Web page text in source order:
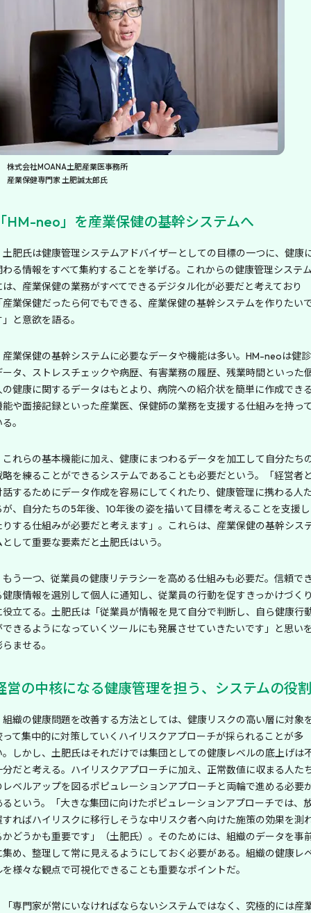
株式会社MOANA土肥産業医事務所
産業保健専門家 土肥誠太郎氏
HM-neo」を産業保健の基幹システムへ
土肥氏は健康管理システムアドバイザーとしての目標の一つに、健康
わる情報をすべて集約することを挙げる。これからの健康管理システ
は、産業保健の業務がすべてできるデジタル化が必要だと考えており
産業保健だったら何でもできる、産業保健の基幹システムを作りたい
」と意欲を語る。
産業保健の基幹システムに必要なデータや機能は多い。HM-neoは健診
ータ、ストレスチェックや病歴、有害業務の履歴、残業時間といった
の健康に関するデータはもとより、病院への紹介状を簡単に作成でき
能や面接記録といった産業医、保健師の業務を支援する仕組みを持っ
。
これらの基本機能に加え、健康にまつわるデータを加工して自分たち
略を練ることができるシステムであることも必要だという。「経営者
話するためにデータ作成を容易にしてくれたり、健康管理に携わる人
が、自分たちの5年後、10年後の姿を描いて目標を考えることを支援し
りする仕組みが必要だと考えます」。これらは、産業保健の基幹シス
として重要な要素だと土肥氏はいう。
もう一つ、従業員の健康リテラシーを高める仕組みも必要だ。信頼で
健康情報を選別して個人に通知し、従業員の行動を促すきっかけづく
役立てる。土肥氏は「従業員が情報を見て自分で判断し、自ら健康行
できるようになっていくツールにも発展させていきたいです」と思い
ませる。
営の中核になる健康管理を担う、システムの役割
組織の健康問題を改善する方法としては、健康リスクの高い層に対象
って集中的に対策していくハイリスクアプローチが採られることが多
。しかし、土肥氏はそれだけでは集団としての健康レベルの底上げは
分だと考える。ハイリスクアプローチに加え、正常数値に収まる人た
レベルアップを図るポピュレーションアプローチと両輪で進める必要
るという。「大きな集団に向けたポピュレーションアプローチでは、
すればハイリスクに移行しそうな中リスク者へ向けた施策の効果を測
かどうかも重要です」（土肥氏）。そのためには、組織のデータを事
集め、整理して常に見えるようにしておく必要がある。組織の健康レ
を様々な観点で可視化できることも重要なポイントだ。
「専門家が常にいなければならないシステムではなく、究極的には産